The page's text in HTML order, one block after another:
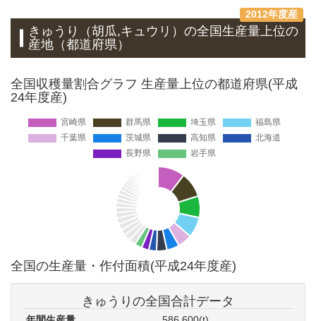
2012年度産
きゅうり（胡瓜,キュウリ）の全国生産量上位の
産地 （都道府県）
全国収穫量割合グラフ 生産量上位の都道府県(平成
24年度産)
全国の生産量・作付面積(平成24年度産)
きゅうりの全国合計データ